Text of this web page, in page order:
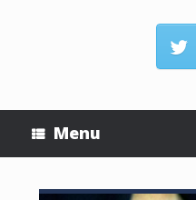
Menu